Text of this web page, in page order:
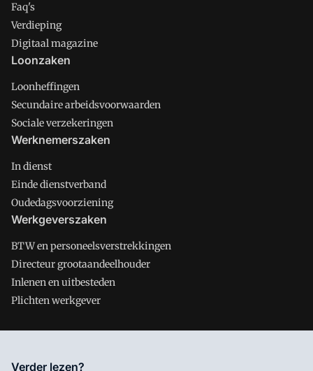
Faq's
Verdieping
Digitaal magazine
Loonzaken
Loonheffingen
Secundaire arbeidsvoorwaarden
Sociale verzekeringen
Werknemerszaken
In dienst
Einde dienstverband
Oudedagsvoorziening
Werkgeverszaken
BTW en personeelsverstrekkingen
Directeur grootaandeelhouder
Inlenen en uitbesteden
Plichten werkgever
Salarisnet is onderdeel van VMN media. Lees in
Verder lezen?